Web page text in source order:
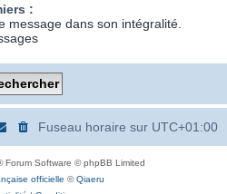
:
message dans son intégralité.
Fuseau horaire sur UTC+01:00
Forum Software © phpBB Limited
officielle ©Qiaeru